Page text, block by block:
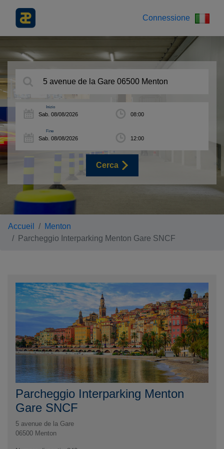
Connessione
Inizio
Fine
Cerca
Accueil
Menton
Parcheggio Interparking Menton Gare SNCF
Parcheggio Interparking Menton
Gare SNCF
5 avenue de la Gare
06500 Menton